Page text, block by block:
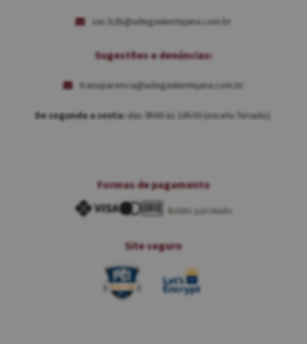
sac.b2b@adegaalentejana.com.br
Sugestões e denúncias:
transparencia@adegaalentejana.com.br
De segunda a sexta: das 9h00 às 18h30 (exceto feriado).
Formas de pagamento
Boleto parcelado
Site seguro